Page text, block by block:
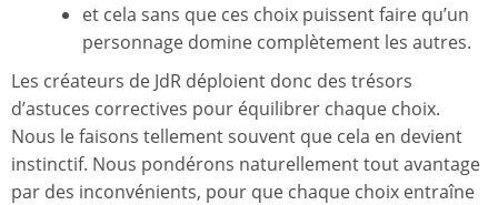
et cela sans que ces choix puissent faire qu’un
personnage domine complètement les autres.
Les créateurs de JdR déploient donc des trésors
d’astuces correctives pour équilibrer chaque choix.
Nous le faisons tellement souvent que cela en devient
instinctif. Nous pondérons naturellement tout avantage
par des inconvénients, pour que chaque choix entraîne